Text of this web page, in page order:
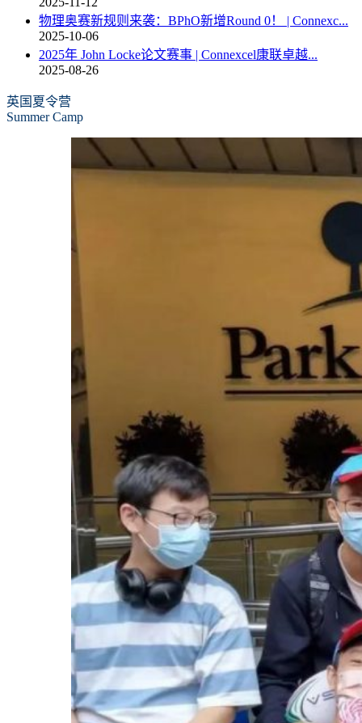
物理奥赛新规则来袭：BPhO新增Round 0！ | Connexc...
2025-10-06
2025年 John Locke论文赛事 | Connexcel康联卓越...
2025-08-26
英国夏令营
Summer Camp